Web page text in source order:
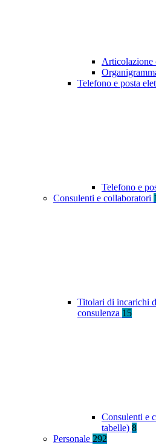
Telefono e posta
Telefono e
Consulenti e collaboratori
Titolari di incarichi
consulenza 15
Consulenti e
tabelle) 8
Personale 292